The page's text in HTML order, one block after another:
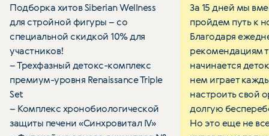
Подборка хитов Siberian Wellness
для стройной фигуры – со
специальной скидкой 10% для
участников!
– Трехфазный детокс-комплекс
премиум-уровня Renaissance Triple
Set
– Комплекс хронобиологической
защиты печени «Синхровитал IV»
За 15 дней мы
пройдем путь к
Благодаря
рекомендациям
начинается
нем играет
настроить свой
долгую
Но это еще не